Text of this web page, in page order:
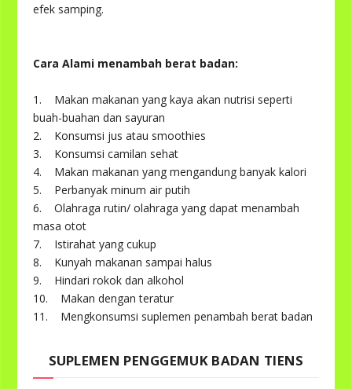
efek samping.
Cara Alami menambah berat badan:
1. Makan makanan yang kaya akan nutrisi seperti
buah-buahan dan sayuran
2. Konsumsi jus atau smoothies
3. Konsumsi camilan sehat
4. Makan makanan yang mengandung banyak kalori
5. Perbanyak minum air putih
6. Olahraga rutin/ olahraga yang dapat menambah
masa otot
7. Istirahat yang cukup
8. Kunyah makanan sampai halus
9. Hindari rokok dan alkohol
10. Makan dengan teratur
11. Mengkonsumsi suplemen penambah berat badan
SUPLEMEN PENGGEMUK BADAN TIENS